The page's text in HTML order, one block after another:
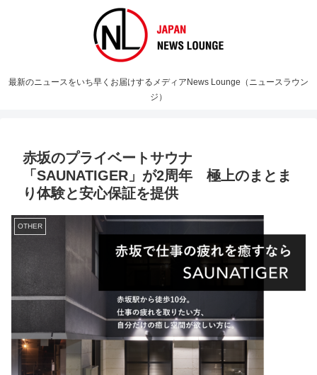
最新のニュースをいち早くお届けするメディアNews Lounge（ニュースラウン
ジ）
赤坂のプライベートサウナ
「SAUNATIGER」が2周年 極上のまとま
り体験と安心保証を提供
OTHER